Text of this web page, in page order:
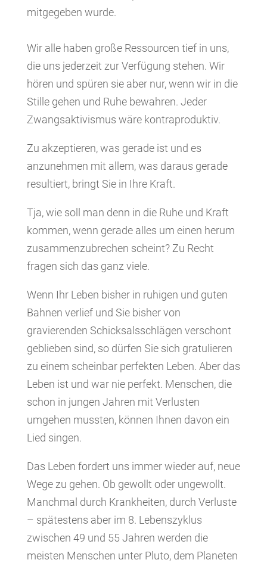
mitgegeben wurde.
Wir alle haben große Ressourcen tief in uns,
die uns jederzeit zur Verfügung stehen. Wir
hören und spüren sie aber nur, wenn wir in die
Stille gehen und Ruhe bewahren. Jeder
Zwangsaktivismus wäre kontraproduktiv.
Zu akzeptieren, was gerade ist und es
anzunehmen mit allem, was daraus gerade
resultiert, bringt Sie in Ihre Kraft.
Tja, wie soll man denn in die Ruhe und Kraft
kommen, wenn gerade alles um einen herum
zusammenzubrechen scheint? Zu Recht
fragen sich das ganz viele.
Wenn Ihr Leben bisher in ruhigen und guten
Bahnen verlief und Sie bisher von
gravierenden Schicksalsschlägen verschont
geblieben sind, so dürfen Sie sich gratulieren
zu einem scheinbar perfekten Leben. Aber das
Leben ist und war nie perfekt. Menschen, die
schon in jungen Jahren mit Verlusten
umgehen mussten, können Ihnen davon ein
Lied singen.
Das Leben fordert uns immer wieder auf, neue
Wege zu gehen. Ob gewollt oder ungewollt.
Manchmal durch Krankheiten, durch Verluste
– spätestens aber im 8. Lebenszyklus
zwischen 49 und 55 Jahren werden die
meisten Menschen unter Pluto, dem Planeten